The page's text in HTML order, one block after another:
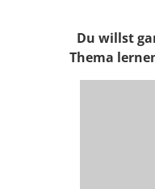
Du willst
Thema